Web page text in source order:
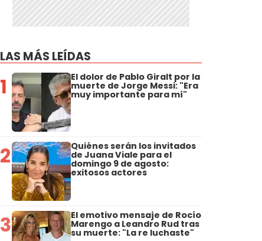
LAS MÁS LEÍDAS
1 El dolor de Pablo Giralt por la
muerte de Jorge Messi: "Era
muy importante para mí"
2 Quiénes serán los invitados
de Juana Viale para el
domingo 9 de agosto:
exitosos actores
3 El emotivo mensaje de Rocío
Marengo a Leandro Rud tras
su muerte: "La re luchaste"